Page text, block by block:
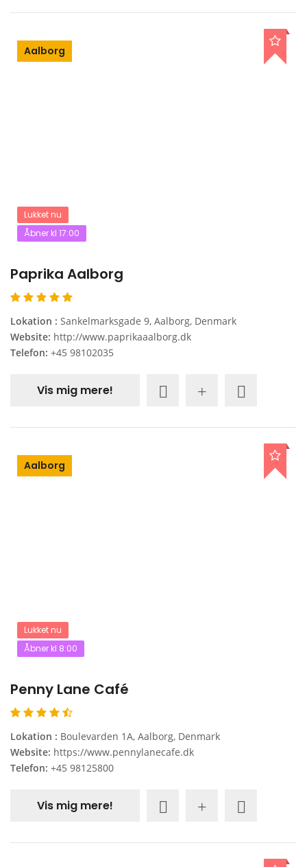
Aalborg
Lukket nu
Åbner kl 17:00
Paprika Aalborg
Lokation : Sankelmarksgade 9, Aalborg, Denmark
Website: http://www.paprikaaalborg.dk
Telefon: +45 98102035
Vis mig mere!
Aalborg
Lukket nu
Åbner kl 8:00
Penny Lane Café
Lokation : Boulevarden 1A, Aalborg, Denmark
Website: https://www.pennylanecafe.dk
Telefon: +45 98125800
Vis mig mere!